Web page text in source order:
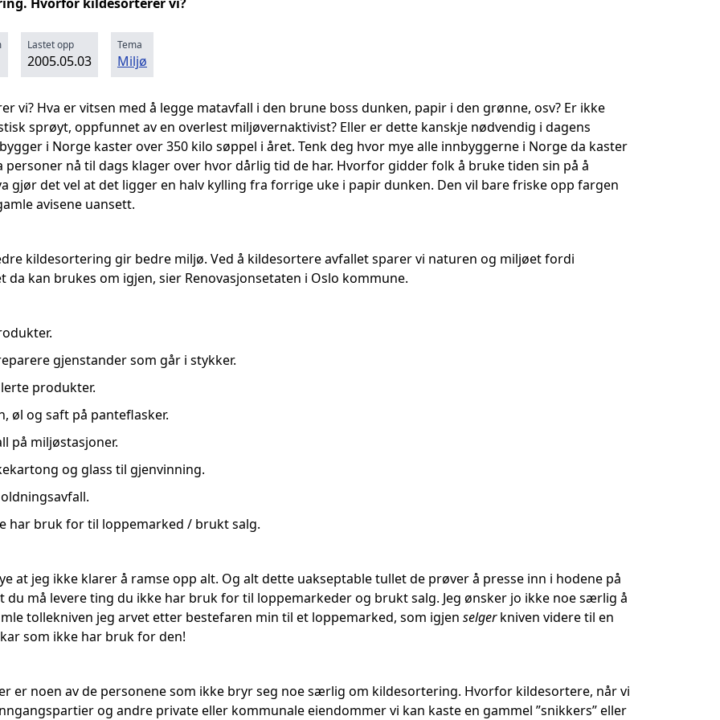
Lastet opp
2005.05.03
Tema
Miljø
vi? Hva er vitsen med å legge matavfall i den brune boss dunken, papir i den grønne, osv? Er ikke
sprøyt, oppfunnet av en overlest miljøvernaktivist? Eller er dette kanskje nødvendig i dagens
i Norge kaster over 350 kilo søppel i året. Tenk deg hvor mye alle innbyggerne i Norge da kaster
personer nå til dags klager over hvor dårlig tid de har. Hvorfor gidder folk å bruke tiden sin på å
gjør det vel at det ligger en halv kylling fra forrige uke i papir dunken. Den vil bare friske opp fargen
avisene uansett.
kildesortering gir bedre miljø. Ved å kildesortere avfallet sparer vi naturen og miljøet fordi
da kan brukes om igjen, sier Renovasjonsetaten i Oslo kommune.
gjenstander som går i stykker.
produkter.
øl og saft på panteflasker.
på miljøstasjoner.
og glass til gjenvinning.
har bruk for til loppemarked / brukt salg.
at jeg ikke klarer å ramse opp alt. Og alt dette uakseptable tullet de prøver å presse inn i hodene på
du må levere ting du ikke har bruk for til loppemarkeder og brukt salg. Jeg ønsker jo ikke noe særlig å
tollekniven jeg arvet etter bestefaren min til et loppemarked, som igjen selgerkniven videre til en
som ikke har bruk for den!
er noen av de personene som ikke bryr seg noe særlig om kildesortering. Hvorfor kildesortere, når vi
og andre private eller kommunale eiendommer vi kan kaste en gammel ”snikkers” eller